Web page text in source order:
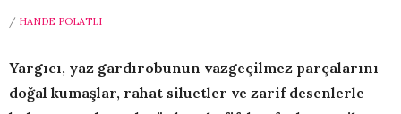
/ HANDE POLATLI
Yargıcı, yaz gardırobunun vazgeçilmez parçalarını
doğal kumaşlar, rahat siluetler ve zarif desenlerle